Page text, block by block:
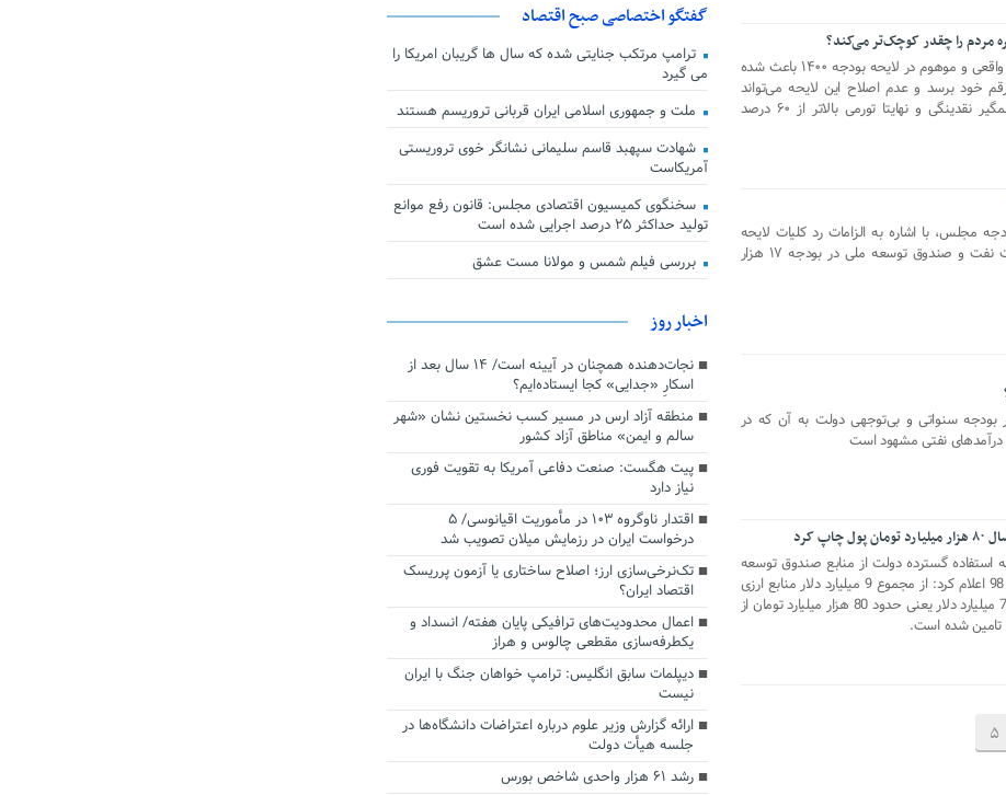
استفاده گسترده دولت از منابع غیر واقعی و موهوم در لایحه بودجه ۱۴۰۰ باعث شده
خود برسد و عدم اصلاح این لایحه می‌تواند
تبعات خطرناکی مانند افزایش چشمگیر نقدینگی و نهایتا تورمی بالاتر از ۶۰ درصد
مجلس، با اشاره به الزامات رد کلیات لایحه
بودجه، گفت: نرخ تسعیر ارز شرکت نفت و صندوق توسعه ملی در بودجه ۱۷ هزار
بودجه سنواتی و بی‌توجهی دولت به آن که در
کرد
گسترده دولت از منابع صندوق توسعه
ملی برای جبران کسری بودجه سال 98 اعلام کرد: از مجموع 9 میلیارد دلار منابع ارزی
استفاده شده این صندوق نزدیک به 7 میلیارد دلار یعنی حدود 80 هزار میلیارد تومان از
تامین شده است.
5
گفتگو اختصاصی صبح اقتصاد
ترامپ مرتکب جنایتی شده که سال ها گریبان امریکا را
می گیرد
ملت و جمهوری اسلامی ایران قربانی تروریسم هستند
شهادت سپهبد قاسم سلیمانی نشانگر خوی تروریستی
آمریکاست
سخنگوی کمیسیون اقتصادی مجلس: قانون رفع موانع
تولید حداکثر ۲۵ درصد اجرایی شده است
بررسی فیلم شمس و مولانا مست عشق
اخبار روز
نجات‌دهنده‌ همچنان در آیینه است/ ۱۴ سال بعد از
اسکارِ «جدایی» کجا ایستاده‌ایم؟
منطقه آزاد ارس در مسیر کسب نخستین نشان «شهر
سالم و ایمن» مناطق آزاد کشور
پیت هگست: صنعت دفاعی آمریکا به تقویت فوری
نیاز دارد
اقتدار ناوگروه ۱۰۳ در مأموریت‌ اقیانوسی/ ۵
درخواست ایران در رزمایش میلان تصویب شد
تک‌نرخی‌سازی ارز؛ اصلاح ساختاری یا آزمون پرریسک
اقتصاد ایران؟
اعمال محدودیت‌های ترافیکی پایان هفته/ انسداد و
یکطرفه‌سازی مقطعی چالوس و هراز
دیپلمات سابق انگلیس:‌ ترامپ خواهان جنگ با ایران
نیست
ارائه گزارش وزیر علوم درباره اعتراضات دانشگاه‌ها در
جلسه هیأت دولت
رشد ۶۱ هزار واحدی شاخص بورس